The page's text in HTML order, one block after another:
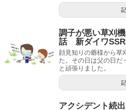
調子が悪い草刈
話 新ダイワ
顔見知りの爺様から草
た。その日は父の日だ
と頑張りました。
アクシデント続